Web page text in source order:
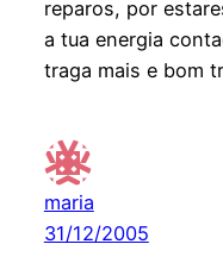
reparos, por
a tua energia
traga mais e bom
maria
31/12/2005